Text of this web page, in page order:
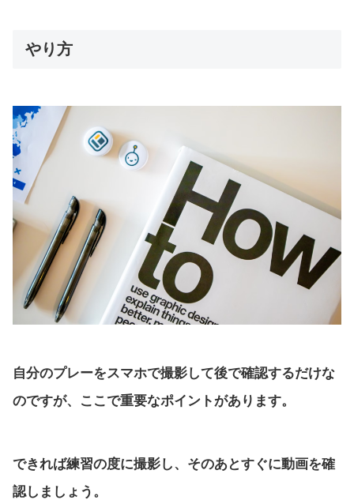
やり方
自分のプレーをスマホで撮影して後で確認するだけな
のですが、ここで重要なポイントがあります。
できれば練習の度に撮影し、そのあとすぐに動画を確
認しましょう。